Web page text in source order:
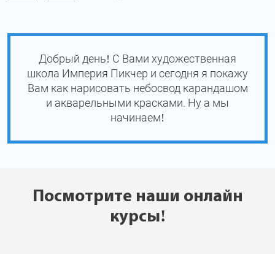
Добрый день! С Вами художественная
школа Империя Пикчер и сегодня я покажу
Вам как нарисовать небосвод карандашом
и акварельными красками. Ну а мы
начинаем!
Посмотрите наши онлайн
курсы!